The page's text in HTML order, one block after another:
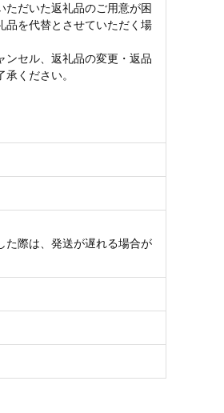
ただいた返礼品のご用意が困
品を代替とさせていただく場
セル、返礼品の変更・返品
ください。
際は、発送が遅れる場合が